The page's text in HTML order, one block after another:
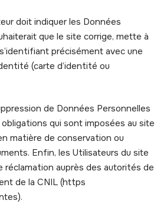
doit indiquer les Données
que le site corrige, mette à
précisément avec une
(carte d’identité ou
de Données Personnelles
qui sont imposées au site
matière de conservation ou
Enfin, les Utilisateurs du site
réclamation auprès des autorités de
de la CNIL (https